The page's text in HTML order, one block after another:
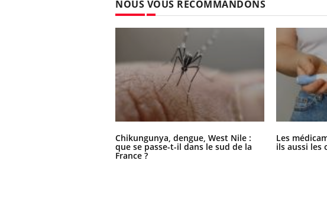
NOUS VOUS RECOMMANDONS
Chikungunya, dengue, West Nile :
que se passe-t-il dans le sud de la
France ?
Les
ils aussi les